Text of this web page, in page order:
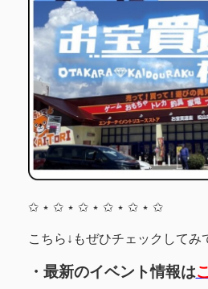
✩ ⋆ ✩ ⋆ ✩ ⋆ ✩ ⋆ ✩ ⋆ ✩
こちら↓もぜひチェックして
・最新のイベント情報は